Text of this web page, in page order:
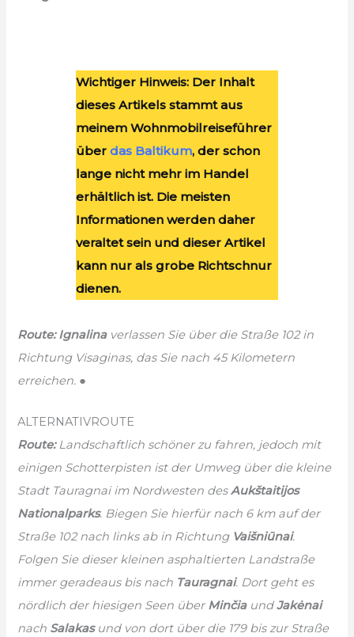
Wichtiger Hinweis: Der Inhalt
dieses Artikels stammt aus
meinem Wohnmobilreiseführer
überdas Baltikum, der schon
lange nicht mehr im Handel
erhältlich ist. Die meisten
Informationen werden daher
veraltet sein und dieser Artikel
kann nur als grobe Richtschnur
dienen.
Route: Ignalinaverlassen Sie über die Straße 102 in
Richtung Visaginas, das Sie nach 45 Kilometern
erreichen. ●
ALTERNATIVROUTE
Route:Landschaftlich schöner zu fahren, jedoch mit
einigen Schotterpisten ist der Umweg über die kleine
Stadt Tauragnai im Nordwesten desAukštaitijos
Nationalparks. Biegen Sie hierfür nach 6 km auf der
Straße 102 nach links ab in Richtung Vaišniūnai.
Folgen Sie dieser kleinen asphaltierten Landstraße
immer geradeaus bis nach Tauragnai. Dort geht es
nördlich der hiesigen Seen über MinčiaundJakėnai
nach Salakasund von dort über die 179 bis zur Straße